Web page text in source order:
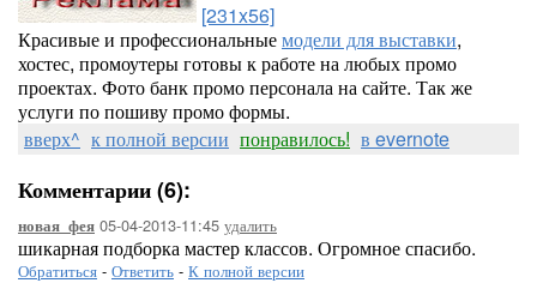
[231x56]
Красивые и профессиональныемодели для выставки,
хостес, промоутеры готовы к работе на любых промо
проектах. Фото банк промо персонала на сайте. Так же
услуги по пошиву промо формы.
вверх^ к полной версии понравилось! в evernote
Комментарии (6):
новая_фея 05-04-2013-11:45 удалить
шикарная подборка мастер классов. Огромное спасибо.
Обратиться - Ответить - К полной версии